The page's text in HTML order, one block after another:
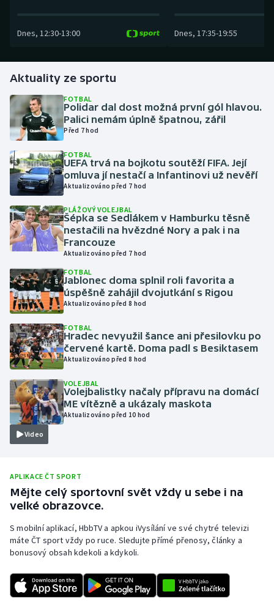
Gymnastika
Házená
Jezdectví
Judo
Krasobruslení
Lezení
Lyže a snowboard
Moderní pětiboj
Motorsport
Olympijské hry
Plavání
Plážový volejbal
Rychlobruslení
Rychlostní kanoistika
Short track
Sportovní střelba
Dnes, 12:30-13:00 Dnes, 17:35-19:55
Aktuality ze sportu
FOTBAL
Polidar dal dost možná první gól hlavou.
Palici nemám úplně špatnou, zářil
Před 7 hod
FOTBAL
UEFA trvá na bojkotu soutěží FIFA. Její
omluva jí nestačí a Infantinovi už nevěří
Aktualizováno před 7 hod
PLÁŽOVÝ VOLEJBAL
Šépka se Sedlákem v Hamburku těsně
nestačili na hvězdné Nory a pak i na
Francouze
Aktualizováno před 7 hod
FOTBAL
Jablonec doma splnil roli favorita a
úspěšně zahájil dvojutkání s Rigou
Aktualizováno před 8 hod
FOTBAL
Hradec nevyužil šance ani přesilovku po
červené kartě. Doma padl s Besiktasem
Aktualizováno před 8 hod
Video
VOLEJBAL
Volejbalistky načaly přípravu na domácí
ME vítězně a ukázaly maskota
Aktualizováno před 10 hod
APLIKACE ČT SPORT
Mějte celý sportovní svět vždy u sebe i na
velké obrazovce.
S mobilní aplikací, HbbTV a apkou iVysílání ve své chytré televizi
máte ČT sport vždy po ruce. Sledujte přímé přenosy, články a
bonusový obsah kdekoli a kdykoli.